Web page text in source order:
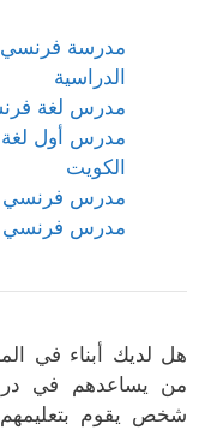
مدرسة فرنسي
الدراسية
مدرس لغة
الكويت
مدرس فرنسي
مدرس فرنسي
هل لديك أبناء في
من يساعدهم في
شخص يقوم بتعليمهم